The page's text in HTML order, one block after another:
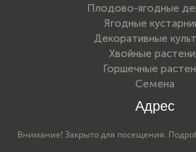
Плодово-ягодные
Ягодные
Декоративные
Хвойные
Горшечные
Семена
Адрес
Внимание! Закрыто для посещения.